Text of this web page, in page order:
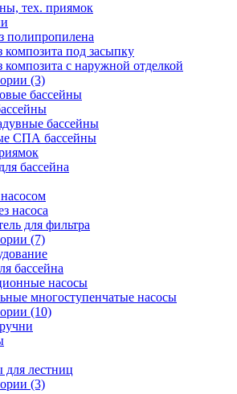
тех. приямок
полипропилена
композита под засыпку
композита с наружной отделкой
(3)
бассейны
бассейны
СПА бассейны
бассейна
насоса
для фильтра
(7)
бассейна
насосы
многоступенчатые насосы
(10)
для лестниц
(3)